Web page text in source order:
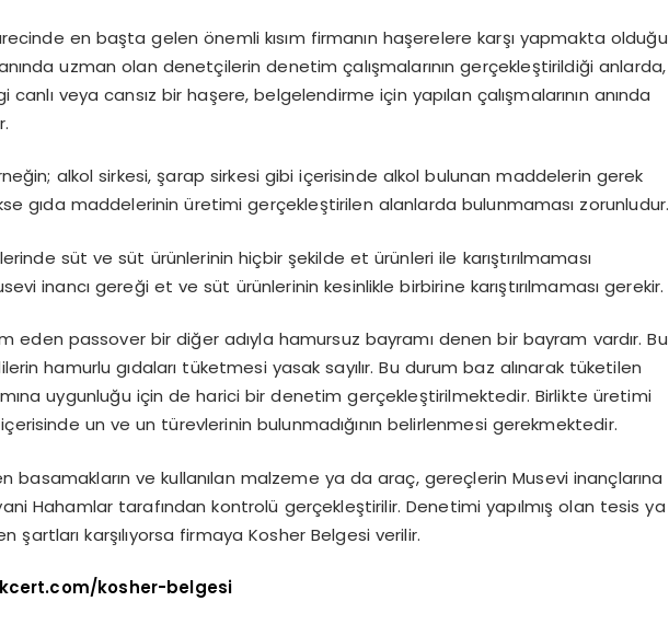
en başta gelen önemli kısım firmanın haşerelere karşı yapmakta olduğu
uzman olan denetçilerin denetim çalışmalarının gerçekleştirildiği anlarda,
veya cansız bir haşere, belgelendirme için yapılan çalışmalarının anında
alkol sirkesi, şarap sirkesi gibi içerisinde alkol bulunan maddelerin gerek
gıda maddelerinin üretimi gerçekleştirilen alanlarda bulunmaması zorunludur.
süt ve süt ürünlerinin hiçbir şekilde et ürünleri ile karıştırılmaması
inancı gereği et ve süt ürünlerinin kesinlikle birbirine karıştırılmaması gerekir.
eden passover bir diğer adıyla hamursuz bayramı denen bir bayram vardır. Bu
hamurlu gıdaları tüketmesi yasak sayılır. Bu durum baz alınarak tüketilen
uygunluğu için de harici bir denetim gerçekleştirilmektedir. Birlikte üretimi
un ve un türevlerinin bulunmadığının belirlenmesi gerekmektedir.
basamakların ve kullanılan malzeme ya da araç, gereçlerin Musevi inançlarına
Hahamlar tarafından kontrolü gerçekleştirilir. Denetimi yapılmış olan tesis ya
şartları karşılıyorsa firmaya Kosher Belgesi verilir.
kosher-belgesi